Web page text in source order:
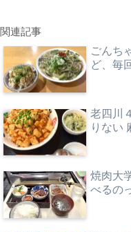
関連記事
ごんち
ど、毎
老四川
りない
焼肉大
べるの